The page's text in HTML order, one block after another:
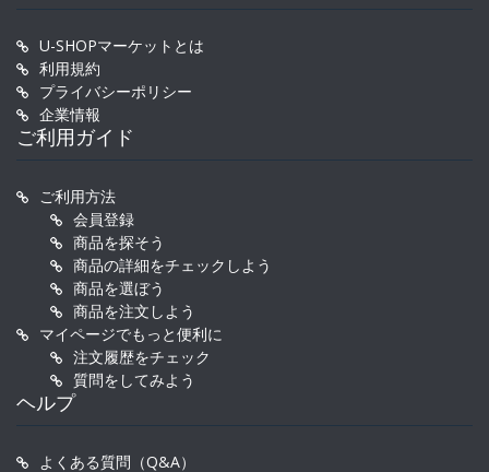
U-SHOPマーケットとは
利用規約
プライバシーポリシー
企業情報
ご利用ガイド
ご利用方法
会員登録
商品を探そう
商品の詳細をチェックしよう
商品を選ぼう
商品を注文しよう
マイページでもっと便利に
注文履歴をチェック
質問をしてみよう
ヘルプ
よくある質問（Q&A）